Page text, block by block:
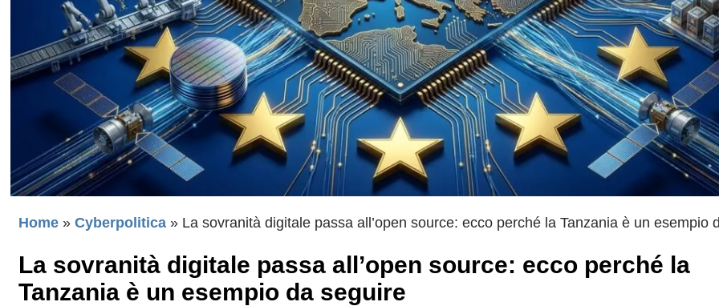
Home » Cyberpolitica » La sovranità digitale passa all’open source: ecco perché la Tanzania è un esempio
La sovranità digitale passa all’open source: ecco perché la
Tanzania è un esempio da seguire